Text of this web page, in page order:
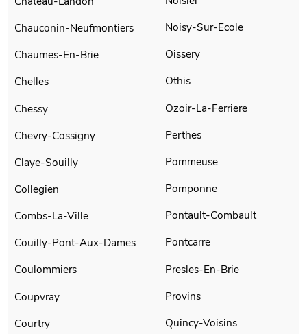
Chauconin-Neufmontiers
Chaumes-En-Brie
Chelles
Chessy
Chevry-Cossigny
Claye-Souilly
Collegien
Combs-La-Ville
Couilly-Pont-Aux-Dames
Coulommiers
Coupvray
Courtry
Noisy-Sur-Ecole
Oissery
Othis
Ozoir-La-Ferriere
Perthes
Pommeuse
Pomponne
Pontault-Combault
Pontcarre
Presles-En-Brie
Provins
Quincy-Voisins